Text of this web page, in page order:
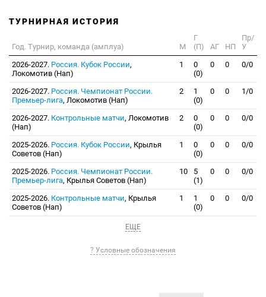
ТУРНИРНАЯ ИСТОРИЯ
Год. Турнир, команда (амплуа) М
Г
(П)
АГ НП
Пр/
У
2026-2027. Россия. Кубок России,
Локомотив (Нап)
1
0
(0)
0 0 0/0
2026-2027. Россия. Чемпионат России.
Премьер-лига, Локомотив (Нап)
2
1
(0)
0 0 1/0
2026-2027. Контрольные матчи, Локомотив
(Нап)
2
0
(0)
0 0 0/0
2025-2026. Россия. Кубок России, Крылья
Советов (Нап)
1
0
(0)
0 0 0/0
2025-2026. Россия. Чемпионат России.
Премьер-лига, Крылья Советов (Нап)
10
5
(1)
0 0 0/0
2025-2026. Контрольные матчи, Крылья
Советов (Нап)
1
1
(0)
0 0 0/0
ЕЩЕ
? Условные обозначения